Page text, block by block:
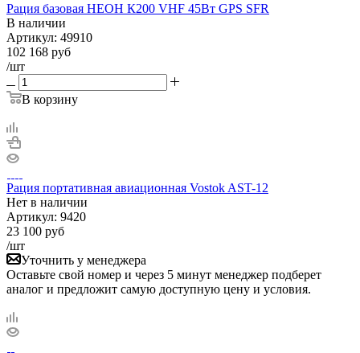
Рация базовая НЕОН К200 VHF 45Вт GPS SFR
В наличии
Артикул: 49910
102 168 руб
/шт
В корзину
Рация портативная авиационная Vostok AST-12
Нет в наличии
Артикул: 9420
23 100 руб
/шт
Уточнить у менеджера
Оставьте свой номер и через 5 минут менеджер подберет
аналог и предложит самую доступную цену и условия.